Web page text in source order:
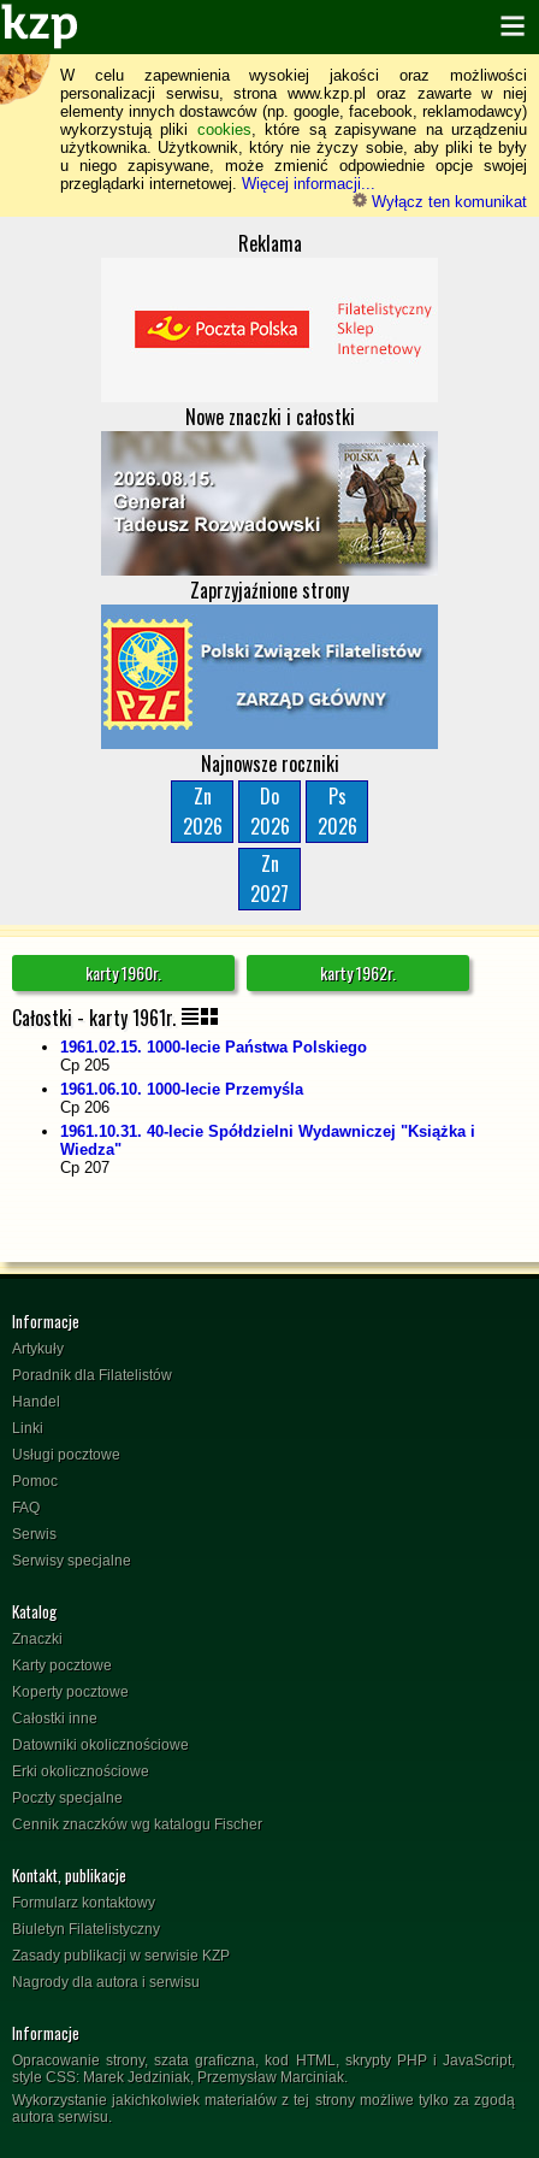
W celu zapewnienia wysokiej jakości oraz możliwości
personalizacji serwisu, strona www.kzp.pl oraz zawarte w niej
elementy innych dostawców (np. google, facebook, reklamodawcy)
wykorzystują pliki cookies, które są zapisywane na urządzeniu
użytkownika. Użytkownik, który nie życzy sobie, aby pliki te były
u niego zapisywane, może zmienić odpowiednie opcje swojej
przeglądarki internetowej. Więcej informacji...
Wyłącz ten komunikat
Reklama
Nowe znaczki i całostki
Zaprzyjaźnione strony
Najnowsze roczniki
Zn
2026
Do
2026
Ps
2026
Zn
2027
karty 1960r. karty 1962r.
Całostki - karty 1961r.
1961.02.15. 1000-lecie Państwa Polskiego
Cp 205
1961.06.10. 1000-lecie Przemyśla
Cp 206
1961.10.31. 40-lecie Spółdzielni Wydawniczej "Książka i
Wiedza"
Cp 207
Informacje
Artykuły
Poradnik dla Filatelistów
Handel
Linki
Usługi pocztowe
Pomoc
FAQ
Serwis
Serwisy specjalne
Katalog
Znaczki
Karty pocztowe
Koperty pocztowe
Całostki inne
Datowniki okolicznościowe
Erki okolicznościowe
Poczty specjalne
Cennik znaczków wg katalogu Fischer
Kontakt, publikacje
Formularz kontaktowy
Biuletyn Filatelistyczny
Zasady publikacji w serwisie KZP
Nagrody dla autora i serwisu
Informacje
Opracowanie strony, szata graficzna, kod HTML, skrypty PHP i JavaScript,
style CSS: Marek Jedziniak, Przemysław Marciniak.
Wykorzystanie jakichkolwiek materiałów z tej strony możliwe tylko za zgodą
autora serwisu.